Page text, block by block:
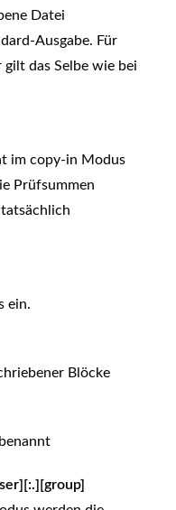
Datei
Ausgabe. Für
das Selbe wie bei
im copy-in Modus
Prüfsummen
ein.
Blöcke